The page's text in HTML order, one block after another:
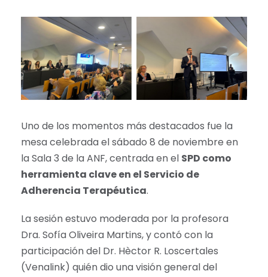
Uno de los momentos más destacados fue la
mesa celebrada el sábado 8 de noviembre en
la Sala 3 de la ANF, centrada en el SPD como
herramienta clave en el Servicio de
Adherencia Terapéutica.
La sesión estuvo moderada por la profesora
Dra. Sofía Oliveira Martins, y contó con la
participación del Dr. Hèctor R. Loscertales
(Venalink) quién dio una visión general del